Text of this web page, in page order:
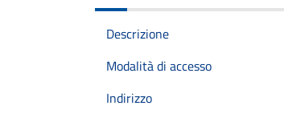
Descrizione
Modalità di accesso
Indirizzo